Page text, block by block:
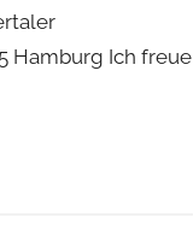
Hamburg Ich freue